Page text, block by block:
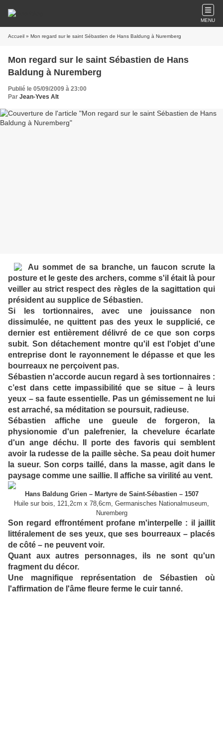
MENU
Accueil » Mon regard sur le saint Sébastien de Hans Baldung à Nuremberg
Mon regard sur le saint Sébastien de Hans
Baldung à Nuremberg
Publié le 05/09/2009 à 23:00
Par Jean-Yves Alt
Au sommet de sa branche, un faucon scrute la
posture et le geste des archers, comme s'il était là pour
veiller au strict respect des règles de la sagittation qui
président au supplice de Sébastien.
Si les tortionnaires, avec une jouissance non
dissimulée, ne quittent pas des yeux le supplicié, ce
dernier est entièrement délivré de ce que son corps
subit. Son détachement montre qu'il est l'objet d'une
entreprise dont le rayonnement le dépasse et que les
bourreaux ne perçoivent pas.
Sébastien n'accorde aucun regard à ses tortionnaires :
c’est dans cette impassibilité que se situe – à leurs
yeux – sa faute essentielle. Pas un gémissement ne lui
est arraché, sa méditation se poursuit, radieuse.
Sébastien affiche une gueule de forgeron, la
physionomie d'un palefrenier, la chevelure écarlate
d'un ange déchu. Il porte des favoris qui semblent
avoir la rudesse de la paille sèche. Sa peau doit humer
la sueur. Son corps taillé, dans la masse, agit dans le
paysage comme une saillie. Il affiche sa virilité au vent.
Hans Baldung Grien – Martyre de Saint-Sébastien – 1507
Huile sur bois, 121,2cm x 78,6cm, Germanisches Nationalmuseum,
Nuremberg
Son regard effrontément profane m'interpelle : il jaillit
littéralement de ses yeux, que ses bourreaux – placés
de côté – ne peuvent voir.
Quant aux autres personnages, ils ne sont qu'un
fragment du décor.
Une magnifique représentation de Sébastien où
l'affirmation de l'âme fleure ferme le cuir tanné.